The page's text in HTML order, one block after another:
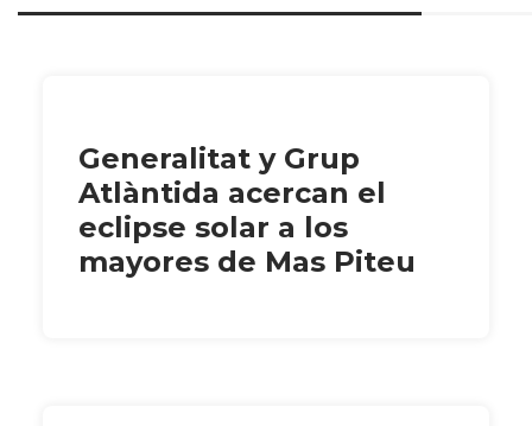
Generalitat y Grup
Atlàntida acercan el
eclipse solar a los
mayores de Mas Piteu